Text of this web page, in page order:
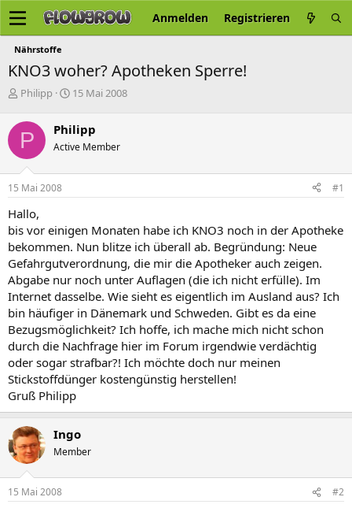
Anmelden Registrieren
Nährstoffe
KNO3 woher? Apotheken Sperre!
E
s
t
e
l
l
e
Philipp
E
t
e
l
15 Mai 2008
P Philipp
Active Member
15 Mai 2008 #1
Hallo,
bis vor einigen Monaten habe ich KNO3 noch in der Apotheke
bekommen. Nun blitze ich überall ab. Begründung: Neue
Gefahrgutverordnung, die mir die Apotheker auch zeigen.
Abgabe nur noch unter Auflagen (die ich nicht erfülle). Im
Internet dasselbe. Wie sieht es eigentlich im Ausland aus? Ich
bin häufiger in Dänemark und Schweden. Gibt es da eine
Bezugsmöglichkeit? Ich hoffe, ich mache mich nicht schon
durch die Nachfrage hier im Forum irgendwie verdächtig
oder sogar strafbar?! Ich möchte doch nur meinen
Stickstoffdünger kostengünstig herstellen!
Gruß Philipp
Ingo
Member
15 Mai 2008 #2